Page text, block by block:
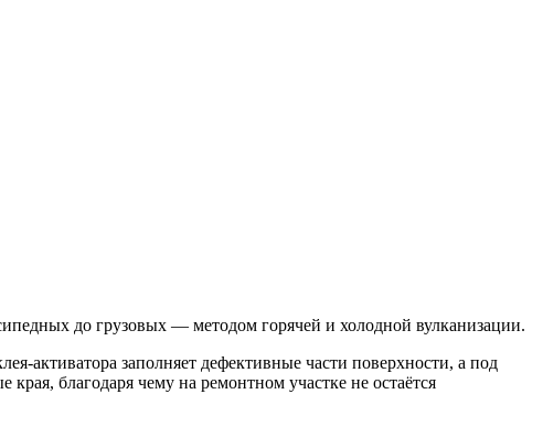
до грузовых — методом горячей и холодной вулканизации.
активатора заполняет дефективные части поверхности, а под
благодаря чему на ремонтном участке не остаётся